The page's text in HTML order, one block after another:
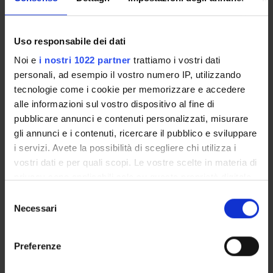
Uso responsabile dei dati
Noi e i nostri 1022 partner trattiamo i vostri dati
personali, ad esempio il vostro numero IP, utilizzando
tecnologie come i cookie per memorizzare e accedere
alle informazioni sul vostro dispositivo al fine di
pubblicare annunci e contenuti personalizzati, misurare
gli annunci e i contenuti, ricercare il pubblico e sviluppare
i servizi. Avete la possibilità di scegliere chi utilizza i
vostri dati e per quali scopi. Le vostre scelte in materia di
modificare o revocare il proprio consenso in qualsiasi
momento dalla Dichiarazione sui cookie o facendo clic
delNecessari
Preferenze
POST LAUREA
Registration year
admission test, limited-entry degree